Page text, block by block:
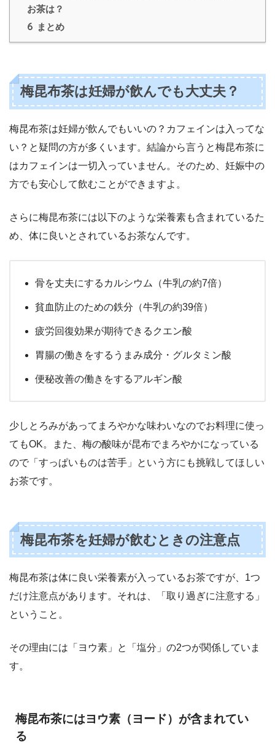
お茶は？
6 まとめ
梅昆布茶は妊婦が飲んでも大丈夫？
梅昆布茶は妊婦が飲んでもいいの？カフェインは入ってな
い？と疑問の方が多くいます。結論から言うと梅昆布茶に
はカフェインは一切入っていません。そのため、妊娠中の
方でも安心して飲むことができますよ。
さらに梅昆布茶には以下のような栄養素も含まれているた
め、体に良いとされているお茶なんです。
骨を丈夫にするカルシウム（牛乳の約7倍）
貧血防止のための鉄分（牛乳の約39倍）
疲労回復効果が期待できるクエン酸
胃腸の働きをするうまみ成分・グルタミン酸
便秘改善の働きをするアルギン酸
少しとろみがあってまろやかな味わいなのでお料理に使っ
てもOK。また、梅の酸味が昆布でまろやかになっている
ので「すっぱいものは苦手」という方にも挑戦してほしい
お茶です。
梅昆布茶を妊婦が飲むときの注意点
梅昆布茶は体に良い栄養素が入っているお茶ですが、1つ
だけ注意点があります。それは、「取り過ぎに注意する」
ということ。
その理由には「ヨウ素」と「塩分」の2つが関係していま
す。
梅昆布茶にはヨウ素（ヨード）が含まれてい
る